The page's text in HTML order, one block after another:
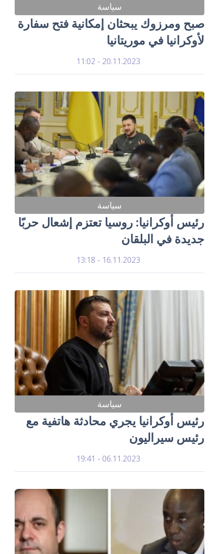
سياسة
صبح ومرزوك يبحثان إمكانية فتح سفارة
لأوكرانيا في موريتانيا
20.11.2023 - 11:02
سياسة
رئيس أوكرانيا: روسيا تعتزم إشعال حربًا
جديدة في البلقان
16.11.2023 - 13:18
سياسة
رئيس أوكرانيا يجري محادثة هاتفية مع
رئيس سيراليون
06.11.2023 - 19:41